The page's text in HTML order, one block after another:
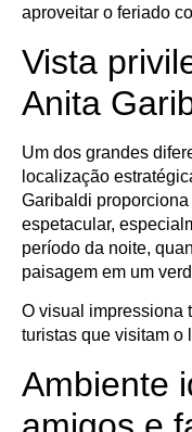
aproveitar o feriado
Vista
Anita
Um dos grandes
localização
Garibaldi
espetacular,
período da noite,
paisagem em um
O visual impressiona
turistas que visitam o
Ambiente